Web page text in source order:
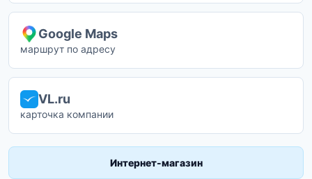
Google Maps
маршрут по адресу
VL.ru
карточка компании
Интернет-магазин